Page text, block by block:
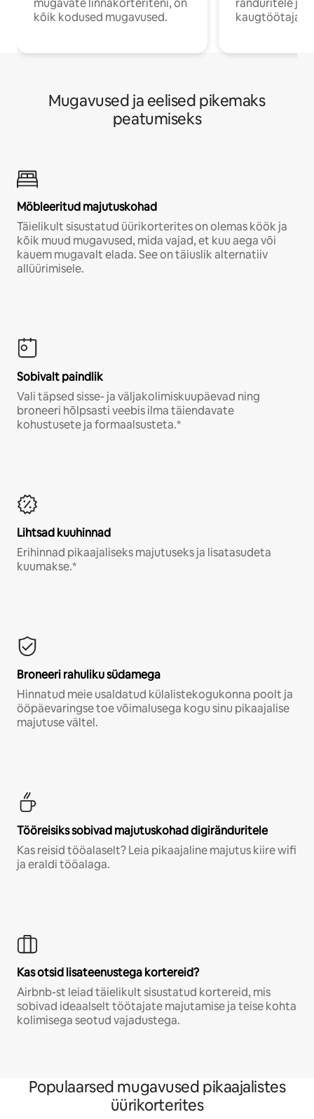
kõik kodused mugavused.
Mugavused ja eelised pikemaks
peatumiseks
Möbleeritud majutuskohad
Täielikult sisustatud üürikorterites on olemas köök ja
kõik muud mugavused, mida vajad, et kuu aega või
kauem mugavalt elada. See on täiuslik alternatiiv
allüürimisele.
Sobivalt paindlik
Vali täpsed sisse- ja väljakolimiskuupäevad ning
broneeri hõlpsasti veebis ilma täiendavate
kohustusete ja formaalsusteta.*
Lihtsad kuuhinnad
Erihinnad pikaajaliseks majutuseks ja lisatasudeta
kuumakse.*
Broneeri rahuliku südamega
Hinnatud meie usaldatud külalistekogukonna poolt ja
ööpäevaringse toe võimalusega kogu sinu pikaajalise
majutuse vältel.
Tööreisiks sobivad majutuskohad digiränduritele
Kas reisid tööalaselt? Leia pikaajaline majutus kiire wifi
ja eraldi tööalaga.
Kas otsid lisateenustega kortereid?
Airbnb-st leiad täielikult sisustatud kortereid, mis
sobivad ideaalselt töötajate majutamise ja teise kohta
kolimisega seotud vajadustega.
Populaarsed mugavused pikaajalistes
üürikorterites